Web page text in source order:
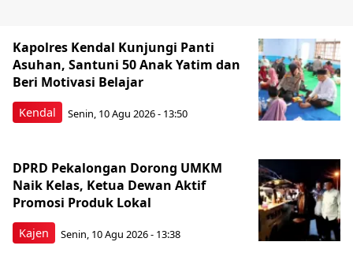
Kendal
Kapolres Kendal Kunjungi Panti
Asuhan, Santuni 50 Anak Yatim dan
Beri Motivasi Belajar
Senin, 10 Agu 2026 - 13:50
Kajen
DPRD Pekalongan Dorong UMKM
Naik Kelas, Ketua Dewan Aktif
Promosi Produk Lokal
Senin, 10 Agu 2026 - 13:38